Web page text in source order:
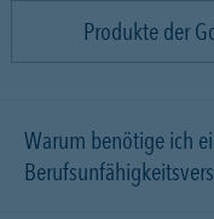
Produkte der
Warum benötige ich